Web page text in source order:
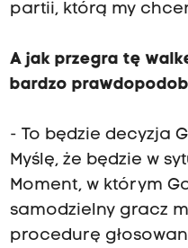
partii, którą my
A jak przegra tę
bardzo
- To będzie decyzja
Myślę, że będzie w
Moment, w którym
samodzielny gracz
procedurę